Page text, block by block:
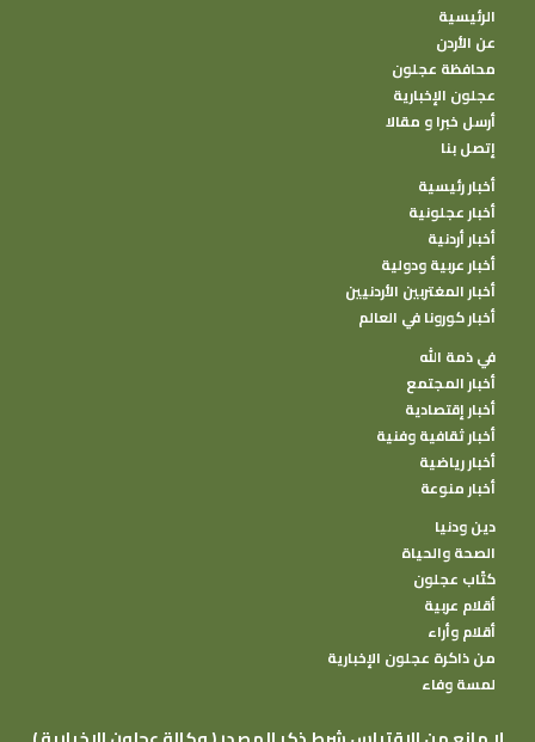
الرئيسية
عن الأردن
محافظة عجلون
عجلون الإخبارية
أرسل خبرا و مقالا
إتصل بنا
أخبار رئيسية
أخبار عجلونية
أخبار أردنية
أخبار عربية ودولية
أخبار المغتربين الأردنيين
أخبار كورونا في العالم
في ذمة الله
أخبار المجتمع
أخبار إقتصادية
أخبار ثقافية وفنية
أخبار رياضية
أخبار منوعة
دين ودنيا
الصحة والحياة
كتًاب عجلون
أقلام عربية
أقلام وأراء
من ذاكرة عجلون الإخبارية
لمسة وفاء